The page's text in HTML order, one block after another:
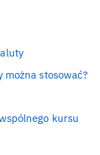
można stosować?
kursu